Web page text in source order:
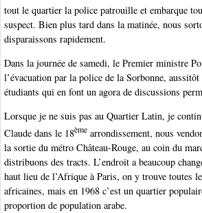
tout le quartier la police patrouille et embarque
suspect. Bien plus tard dans la matinée, nous
disparaissons rapidement.
Dans la journée de samedi, le Premier ministre
l’évacuation par la police de la Sorbonne,
étudiants qui en font un agora de discussions
Lorsque je ne suis pas au Quartier Latin, je
Claude dans le 18ème arrondissement, nous
la sortie du métro Château-Rouge, au coin du
distribuons des tracts. L’endroit a beaucoup
haut lieu de l’Afrique à Paris, on y trouve toutes
africaines, mais en 1968 c’est un quartier
proportion de population arabe.